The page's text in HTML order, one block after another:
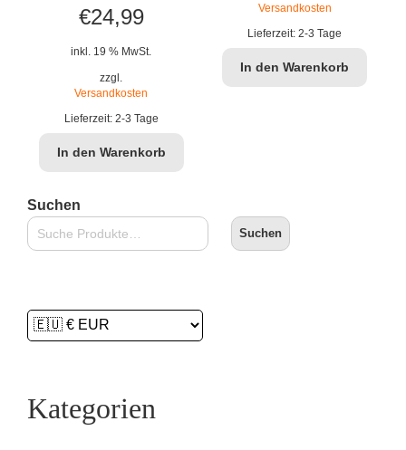
Ursprünglicher
Preis
war:
€29,90
€24,99Aktueller
Preis
€24,99.
inkl. 19 % MwSt.
zzgl.
Versandkosten
Lieferzeit: 2-3 Tage
In den Warenkorb
Versandkosten
Lieferzeit:2-3 Tage
In den Warenkorb
Suchen
Suchen
Kategorien